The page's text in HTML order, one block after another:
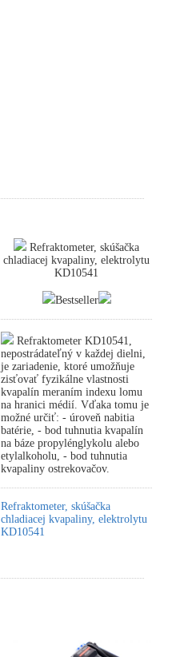
Refraktometer, skúšačka
chladiacej kvapaliny, elektrolytu
KD10541
Bestseller
Refraktometer KD10541,
nepostrádateľný v každej dielni,
je zariadenie, ktoré umožňuje
zisťovať fyzikálne vlastnosti
kvapalín meraním indexu lomu
na hranici médií. Vďaka tomu je
možné určiť: - úroveň nabitia
batérie, - bod tuhnutia kvapalín
na báze propylénglykolu alebo
etylalkoholu, - bod tuhnutia
kvapaliny ostrekovačov.
Refraktometer, skúšačka
chladiacej kvapaliny, elektrolytu
KD10541